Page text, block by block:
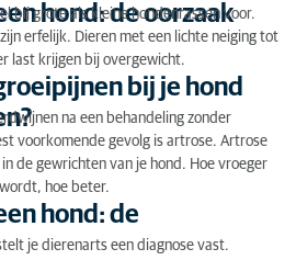
hond: de oorzaak
bij grote als kleine hondenrassen voor.
erfelijk. Dieren met een lichte neiging tot
last krijgen bij overgewicht.
bij je hond
na een behandeling zonder
voorkomende gevolg is artrose. Artrose
de gewrichten van je hond. Hoe vroeger
hoe beter.
hond: de
je dierenarts een diagnose vast.